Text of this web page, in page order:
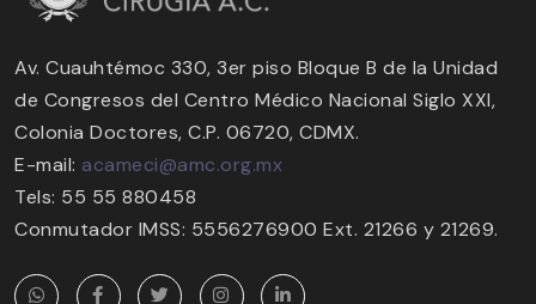
Av. Cuauhtémoc 330, 3er piso Bloque B de la Unidad
de Congresos del Centro Médico Nacional Siglo XXI,
Colonia Doctores, C.P. 06720, CDMX.
E-mail: acameci@amc.org.mx
Tels: 55 55 880458
Conmutador IMSS: 5556276900 Ext. 21266 y 21269.